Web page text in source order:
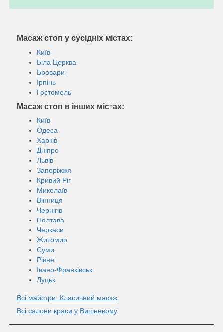
Масаж стоп у сусідніх містах:
Київ
Біла Церква
Бровари
Ірпінь
Гостомель
Масаж стоп в інших містах:
Київ
Одеса
Харків
Дніпро
Львів
Запоріжжя
Кривий Ріг
Миколаїв
Вінниця
Чернігів
Полтава
Черкаси
Житомир
Суми
Рівне
Івано-Франківськ
Луцьк
Всі майстри: Класичний масаж
Всі салони краси у Вишневому